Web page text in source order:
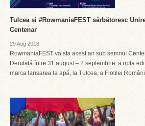
Tulcea și #RowmaniaFEST sărbătoresc
Centenar
29 Aug 2018
RowmaniaFEST va sta acest an sub semnul
Derulată între 31 august – 2 septembrie, a opta
marca lansarea la apă, la Tulcea, a Flotilei